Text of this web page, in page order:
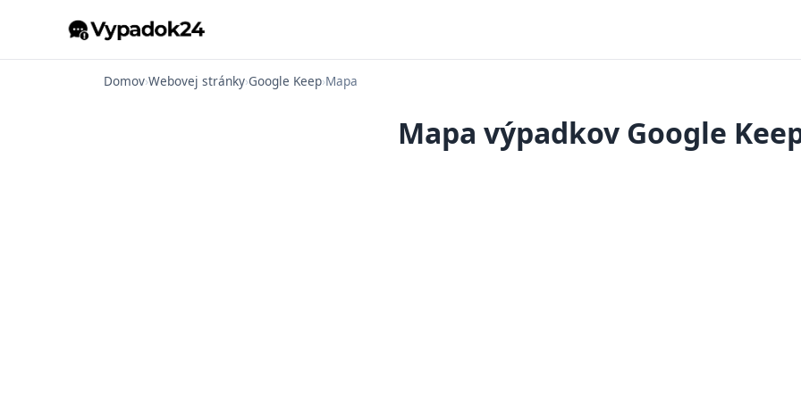
Domov›Webovej stránky›Google Keep›Mapa
Mapa výpadkov Google